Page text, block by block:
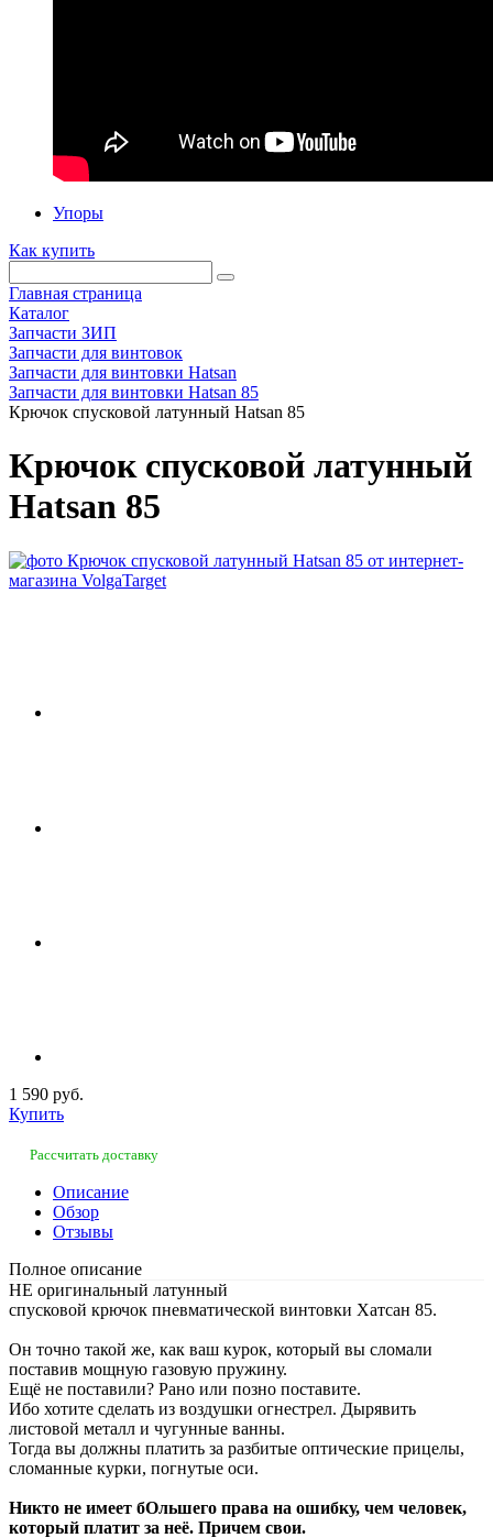
Упоры
Как купить
Главная страница
Каталог
Запчасти ЗИП
Запчасти для винтовок
Запчасти для винтовки Hatsan
Запчасти для винтовки Hatsan 85
Крючок спусковой латунный Hatsan 85
Крючок спусковой латунный
Hatsan 85
1 590 руб.
Купить
Рассчитать доставку
Описание
Обзор
Отзывы
Полное описание
НЕ оригинальный латунный
спусковой крючок пневматической винтовки Хатсан 85.
Он точно такой же, как ваш курок, который вы сломали
поставив мощную газовую пружину.
Ещё не поставили? Рано или позно поставите.
Ибо хотите сделать из воздушки огнестрел. Дырявить
листовой металл и чугунные ванны.
Тогда вы должны платить за разбитые оптические прицелы,
сломанные курки, погнутые оси.
Никто не имеет бОльшего права на ошибку, чем человек,
который платит за неё. Причем свои.